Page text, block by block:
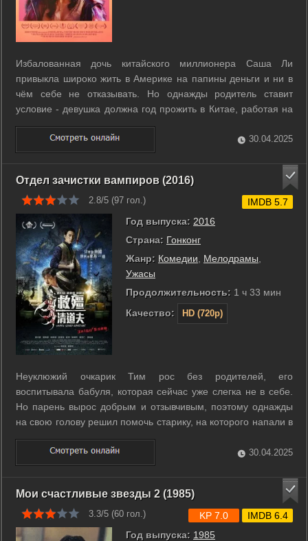
Избалованная дочь китайского миллионера Саша Ли
привыкла широко жить в Америке на папины деньги и ни в
чём себе не отказывать. Но однажды родитель ставит
условие - девушка должна год прожить в Китае, работая на
его собственной фабрике по производству игрушек.
Сначала Саша приходит в ужас от подобной перспективы,
но вскоре она найдёт себя в ...
30.04.2025
Отдел зачистки вампиров (2016)
2.8/5 (97 гол.)
Год выпуска: 2016
Страна: Гонконг
Жанр: Комедии, Мелодрамы,
Ужасы
Продолжительность: 1 ч 33 мин
Качество:
HD (720p)
IMDB 5.7
Неуклюжий очкарик Тим рос без родителей, его
воспитывала бабуля, которая сейчас уже слегка не в себе.
Но парень вырос добрым и отзывчивым, поэтому однажды
на свою голову решил помочь старику, на которого напали в
тёмном переулке. На следующий день выяснилось, что
нападавший был вампиром, а у Тима врождённый
иммунитет к укусам этих тварей, поэтому ...
30.04.2025
Мои счастливые звезды 2 (1985)
3.3/5 (60 гол.)
Год выпуска: 1985
KP 7.0 IMDB 6.4